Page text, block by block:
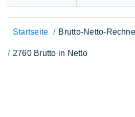
Startseite Brutto-Netto-
2760 Brutto in Netto